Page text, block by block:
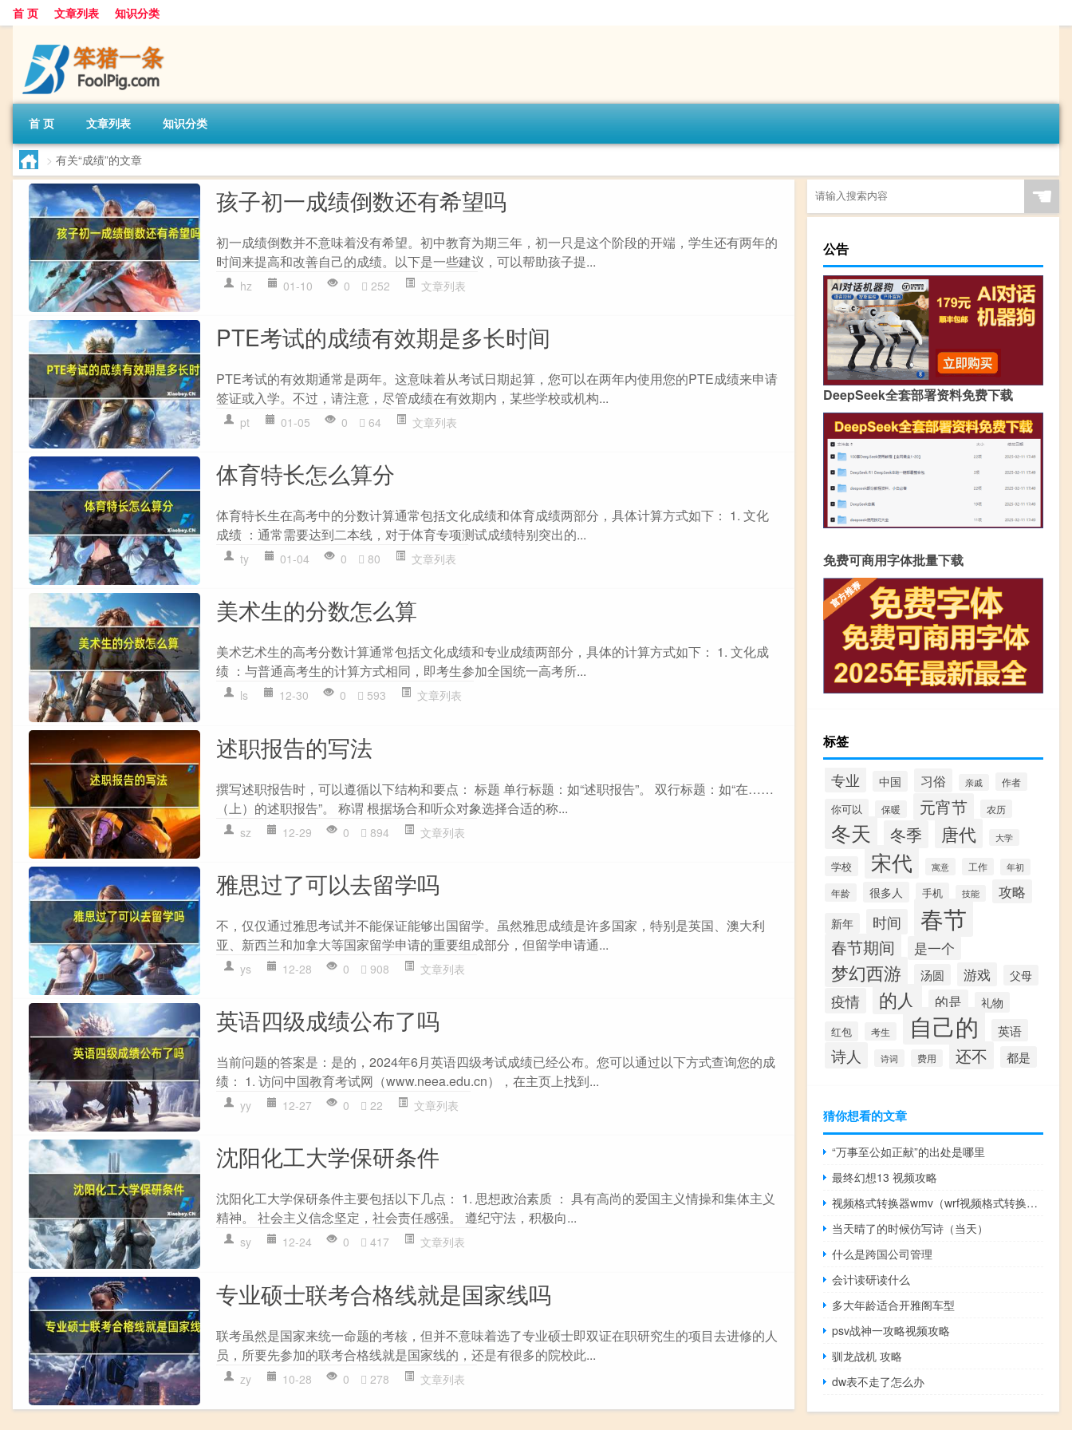
首 页 文章列表 知识分类
首 页 文章列表 知识分类
> 有关“成绩”的文章
孩子初一成绩倒数还有希望吗
初一成绩倒数并不意味着没有希望。初中教育为期三年，初一只是这个阶段的开端，学生还有两年的
时间来提高和改善自己的成绩。以下是一些建议，可以帮助孩子提...
hz 01-10 0 252 文章列表
PTE考试的成绩有效期是多长时间
PTE考试的有效期通常是两年。这意味着从考试日期起算，您可以在两年内使用您的PTE成绩来申请
签证或入学。不过，请注意，尽管成绩在有效期内，某些学校或机构...
pt 01-05 0 64 文章列表
体育特长怎么算分
体育特长生在高考中的分数计算通常包括文化成绩和体育成绩两部分，具体计算方式如下： 1. 文化
成绩 ：通常需要达到二本线，对于体育专项测试成绩特别突出的...
ty 01-04 0 80 文章列表
美术生的分数怎么算
美术艺术生的高考分数计算通常包括文化成绩和专业成绩两部分，具体的计算方式如下： 1. 文化成
绩 ：与普通高考生的计算方式相同，即考生参加全国统一高考所...
ls 12-30 0 593 文章列表
述职报告的写法
撰写述职报告时，可以遵循以下结构和要点： 标题 单行标题：如“述职报告”。 双行标题：如“在……
（上）的述职报告”。 称谓 根据场合和听众对象选择合适的称...
sz 12-29 0 894 文章列表
雅思过了可以去留学吗
不，仅仅通过雅思考试并不能保证能够出国留学。虽然雅思成绩是许多国家，特别是英国、澳大利
亚、新西兰和加拿大等国家留学申请的重要组成部分，但留学申请通...
ys 12-28 0 908 文章列表
英语四级成绩公布了吗
当前问题的答案是：是的，2024年6月英语四级考试成绩已经公布。您可以通过以下方式查询您的成
绩： 1. 访问中国教育考试网（www.neea.edu.cn），在主页上找到...
yy 12-27 0 22 文章列表
沈阳化工大学保研条件
沈阳化工大学保研条件主要包括以下几点： 1. 思想政治素质 ： 具有高尚的爱国主义情操和集体主义
精神。 社会主义信念坚定，社会责任感强。 遵纪守法，积极向...
sy 12-24 0 417 文章列表
专业硕士联考合格线就是国家线吗
联考虽然是国家来统一命题的考核，但并不意味着选了专业硕士即双证在职研究生的项目去进修的人
员，所要先参加的联考合格线就是国家线的，还是有很多的院校此...
zy 10-28 0 278 文章列表
☚
公告
DeepSeek全套部署资料免费下载
免费可商用字体批量下载
标签
专业 中国 习俗 亲戚 作者
你可以 保暖 元宵节 农历
冬天 冬季 唐代 大学
学校 宋代 寓意 工作 年初
年龄 很多人 手机 技能 攻略
新年 时间 春节
春节期间 是一个
梦幻西游 汤圆 游戏 父母
疫情 的人 的是 礼物
红包 考生 自己的 英语
诗人 诗词 费用 还不 都是
猜你想看的文章
“万事至公如正献”的出处是哪里
最终幻想13 视频攻略
视频格式转换器wmv（wrf视频格式转换器）
当天晴了的时候仿写诗（当天）
什么是跨国公司管理
会计读研读什么
多大年龄适合开雅阁车型
psv战神一攻略视频攻略
驯龙战机 攻略
dw表不走了怎么办